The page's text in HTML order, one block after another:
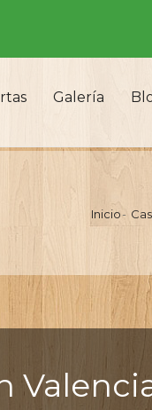
Galería
Inicio